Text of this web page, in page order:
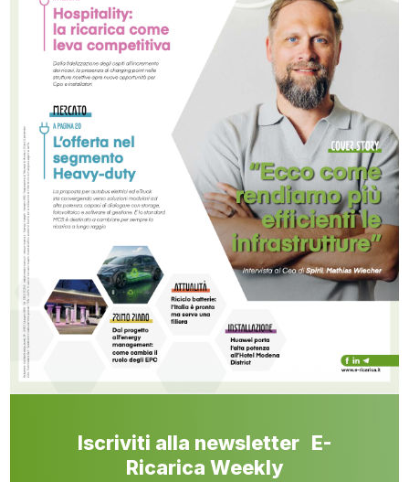
Iscriviti alla newsletter E-
Ricarica Weekly